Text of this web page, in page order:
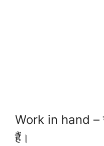
Work in hand –
हैं।